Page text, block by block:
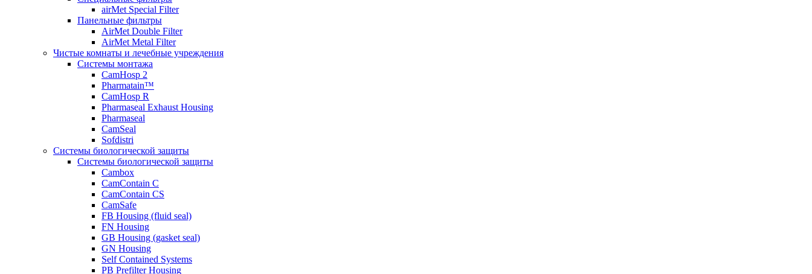
airMet Special Filter
Панельные фильтры
AirMet Double Filter
AirMet Metal Filter
Чистые комнаты и лечебные учреждения
Системы монтажа
CamHosp 2
Pharmatain™
CamHosp R
Pharmaseal Exhaust Housing
Pharmaseal
CamSeal
Sofdistri
Системы биологической защиты
Системы биологической защиты
Cambox
CamContain C
CamContain CS
CamSafe
FB Housing (fluid seal)
FN Housing
GB Housing (gasket seal)
GN Housing
Self Contained Systems
PB Prefilter Housing